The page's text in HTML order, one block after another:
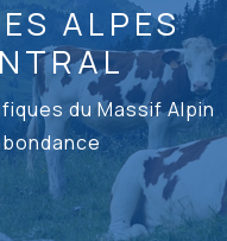
ALPES
du Massif Alpin